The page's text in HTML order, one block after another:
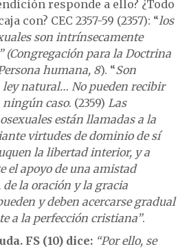
responde a ello? ¿Todo
con? CEC 2357-59 (2357): “los
son intrínsecamente
(Congregación para la Doctrina
humana, 8). “Son
ley natural… No pueden recibir
ningún caso. (2359) Las
están llamadas a la
virtudes de dominio de sí
la libertad interior, y a
el apoyo de una amistad
de la oración y la gracia
y deben acercarse gradual
a la perfección cristiana”.
FS (10) dice: “Por ello, se